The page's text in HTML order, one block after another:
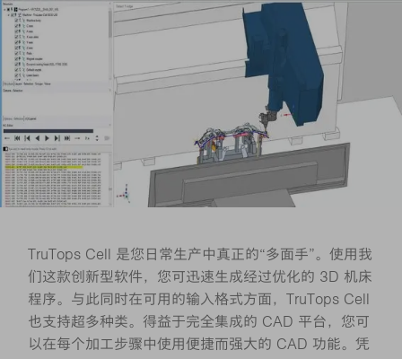
TruTops Cell 是您日常生产中真正的“多面手”。使用我
们这款创新型软件，您可迅速生成经过优化的 3D 机床
程序。与此同时在可用的输入格式方面，TruTops Cell
也支持超多种类。得益于完全集成的 CAD 平台，您可
以在每个加工步骤中使用便捷而强大的 CAD 功能。凭